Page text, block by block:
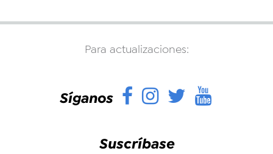
Para actualizaciones:
Síganos Facebook
Instagram
Twitter
Suscríbase